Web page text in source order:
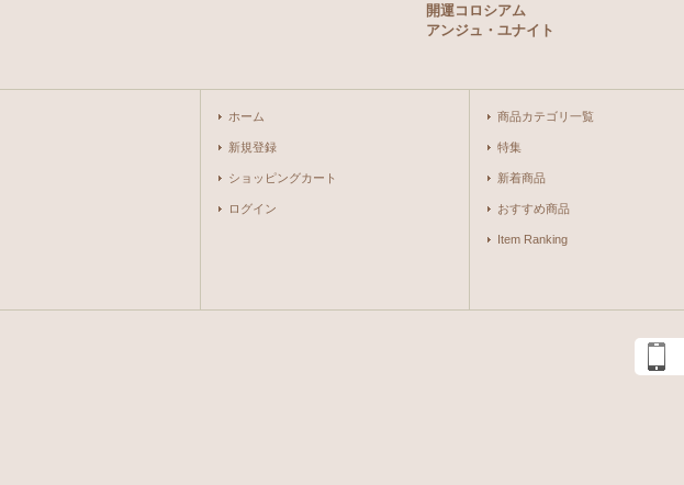
開運コロシアム
アンジュ・ユナイト
ホーム
新規登録
ショッピングカート
ログイン
商品カテゴリ一覧
特集
新着商品
おすすめ商品
Item Ranking